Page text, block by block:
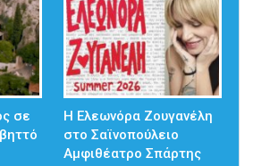
σε
Η Ελεωνόρα Ζουγανέλη
στο Σαϊνοπούλειο
Αμφιθέατρο Σπάρτης